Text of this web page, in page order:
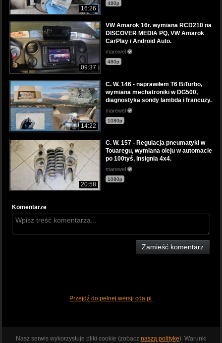
16:26
480p
09:37
VW Amarok 16r. wymiana RCD210 na
DISCOVER MEDIA PQ, VW Amarok
CarPlay / Android Auto.
marewel
480p
14:22
C. W. 146 - naprawiłem T6 BiTurbo,
wymiana mechatroniki w DG500,
diagnostyka sondy lambda i francuzy.
marewel
1080p
20:58
C. W. 157 - Regulacja pneumatyki w
Touaregu, wymiana oleju w automacie
po 100tyś, Insignia 4x4.
marewel
1080p
Komentarze
Zamieść komentarz
Przejdź do pełnej wersji cda.pl
Nasz serwis wykorzystuje pliki cookie (zobacz naszą politykę). Warunki